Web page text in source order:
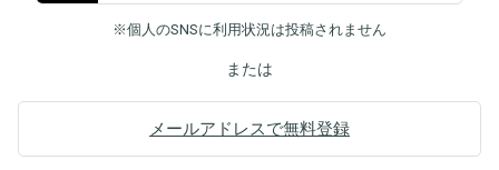
※個人のSNSに利用状況は投稿されません
または
メールアドレスで無料登録